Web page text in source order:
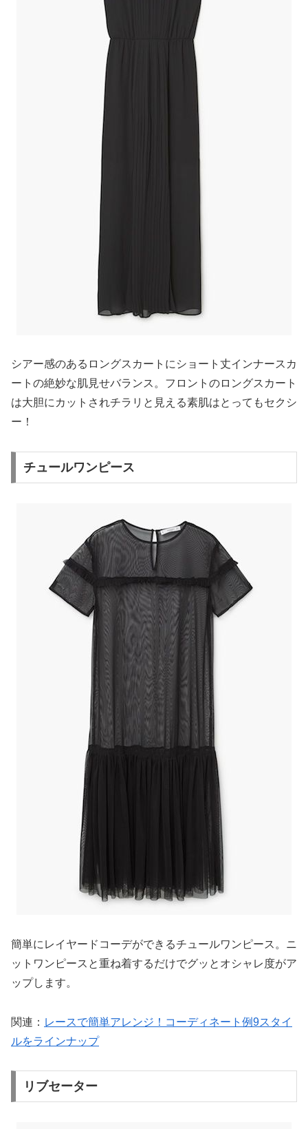
シアー感のあるロングスカートにショート丈インナースカ
ートの絶妙な肌見せバランス。フロントのロングスカート
は大胆にカットされチラリと見える素肌はとってもセクシ
ー！
チュールワンピース
簡単にレイヤードコーデができるチュールワンピース。ニ
ットワンピースと重ね着するだけでグッとオシャレ度がア
ップします。
関連： レースで簡単アレンジ！コーディネート例9スタイ
ルをラインナップ
リブセーター